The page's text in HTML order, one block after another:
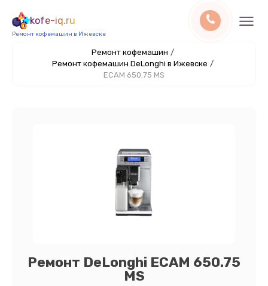
kofe-iq.ru
Ремонт кофемашин в Ижевске
Ремонт кофемашин /
Ремонт кофемашин DeLonghi в Ижевске /
ECAM 650.75 MS
Ремонт DeLonghi ECAM 650.75
MS